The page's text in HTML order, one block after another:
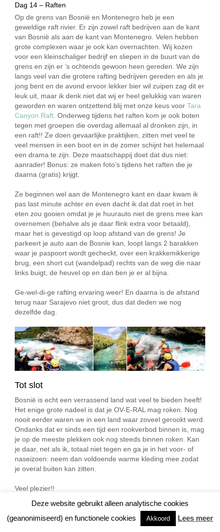
Dag 14 – Raften
Op de grens van Bosnië en Montenegro heb je een
geweldige raft rivier. Er zijn zowel raft bedrijven aan de kant
van Bosnië als aan de kant van Montenegro. Velen hebben
grote complexen waar je ook kan overnachten. Wij kozen
voor een kleinschaliger bedrijf en sliepen in de buurt van de
grens en zijn er ’s ochtends gewoon heen gereden. We zijn
langs veel van die grotere rafting bedrijven gereden en als je
jong bent en de avond ervoor lekker bier wil zuipen zag dit er
leuk uit, maar ik denk niet dat wij er heel gelukkig van waren
geworden en waren ontzettend blij met onze keus voor Tara
Canyon Raft . Onderweg tijdens het raften kom je ook boten
tegen met groepen die overdag allemaal al dronken zijn, in
een raft!! Ze doen gevaarlijke praktijken, zitten met veel te
veel mensen in een boot en in de zomer schijnt het helemaal
een drama te zijn. Deze maatschappij doet dat dus niet:
aanrader! Bonus: ze maken foto’s tijdens het raften die je
daarna (gratis) krijgt.
Ze beginnen wel aan de Montenegro kant en daar kwam ik
pas last minute achter en even dacht ik dat dat roet in het
eten zou gooien omdat je je huurauto niet de grens mee kan
overnemen (behalve als je daar flink extra voor betaald),
maar het is gevestigd op loop afstand van de grens! Je
parkeert je auto aan de Bosnie kan, loopt langs 2 barakken
waar je paspoort wordt gecheckt, over een krakkemikkerige
brug, een short cut (wandelpad) rechts van de weg die naar
links buigt, de heuvel op en dan ben je er al bijna.
Ge-wel-di-ge rafting ervaring weer! En daarna is de afstand
terug naar Sarajevo niet groot, dus dat deden we nog
dezelfde dag.
Tot slot
Bosnië is echt een verrassend land wat veel te bieden heeft!
Het enige grote nadeel is dat je OV-E-RAL mag roken. Nog
nooit eerder waren we in een land waar zoveel gerookt werd.
Ondanks dat er sinds een tijd een rookverbod binnen is, mag
je op de meeste plekken ook nog steeds binnen roken. Kan
je daar, net als ik, totaal niet tegen en ga je in het voor- of
naseizoen: neem dan voldoende warme kleding mee zodat
je overal buiten kan zitten.
Veel plezier!!
Deze website gebruikt alleen analytische cookies
(geanonimiseerd) en functionele cookies
Akkoord Lees meer